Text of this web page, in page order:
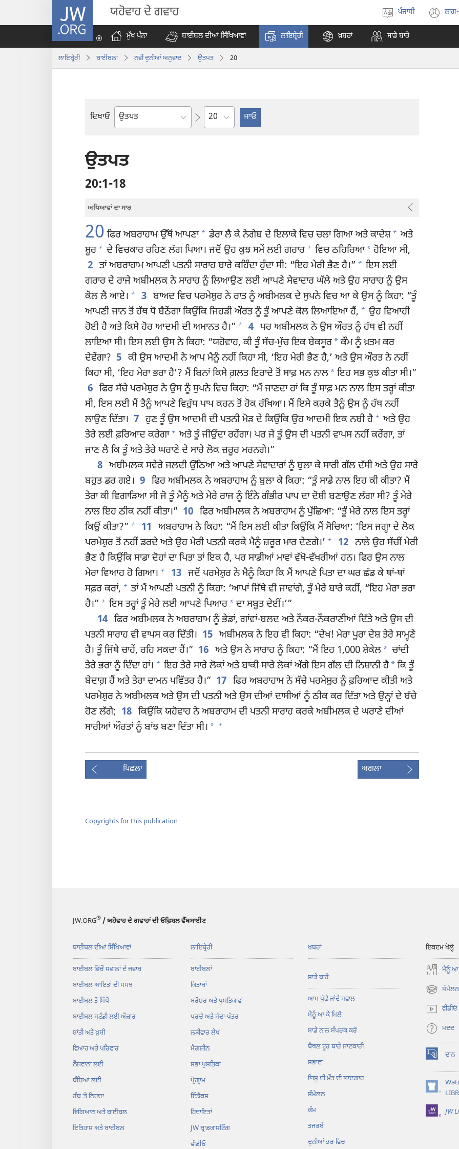
JW.ORG ਯਹੋਵਾਹ ਦੇ ਗਵਾਹ
ਚੁਣੋ
ਪੰਜਾਬੀ
ਮੁੱਖ ਪੰਨਾ ਬਾਈਬਲ ਦੀਆਂ ਸਿੱਖਿਆਵਾਂ ਲਾਇਬ੍ਰੇਰੀ ਖ਼ਬਰਾਂ ਸਾਡੇ ਬਾਰੇ
ਲਾਇਬ੍ਰੇਰੀ ਬਾਈਬਲਾਂ ਨਵੀੰ ਦੁਨੀਆਂ ਅਨੁਵਾਦ ਉਤਪਤ 20
ਦਿਖਾਓ
ਬਾਈਬਲ
Chapter
ਉਤਪਤ
20:1-18
ਅਧਿਆਵਾਂ ਦਾ ਸਾਰ
20 ਫਿਰ ਅਬਰਾਹਾਮ ਉੱਥੋਂ ਆਪਣਾ + ਡੇਰਾ ਲੈ ਕੇ ਨੇਗੇਬ ਦੇ ਇਲਾਕੇ ਵਿਚ ਚਲਾ ਗਿਆ ਅਤੇ ਕਾਦੇਸ਼ + ਅਤੇ
ਸ਼ੂਰ + ਦੇ ਵਿਚਕਾਰ ਰਹਿਣ ਲੱਗ ਪਿਆ। ਜਦੋਂ ਉਹ ਕੁਝ ਸਮੇਂ ਲਈ ਗਰਾਰ + ਵਿਚ ਠਹਿਰਿਆ*ਹੋਇਆ ਸੀ,
2 ਤਾਂ ਅਬਰਾਹਾਮ ਆਪਣੀ ਪਤਨੀ ਸਾਰਾਹ ਬਾਰੇ ਕਹਿੰਦਾ ਹੁੰਦਾ ਸੀ: “ਇਹ ਮੇਰੀ ਭੈਣ ਹੈ।” + ਇਸ ਲਈ
ਗਰਾਰ ਦੇ ਰਾਜੇ ਅਬੀਮਲਕ ਨੇ ਸਾਰਾਹ ਨੂੰ ਲਿਆਉਣ ਲਈ ਆਪਣੇ ਸੇਵਾਦਾਰ ਘੱਲੇ ਅਤੇ ਉਹ ਸਾਰਾਹ ਨੂੰ ਉਸ
ਕੋਲ ਲੈ ਆਏ। + 3 ਬਾਅਦ ਵਿਚ ਪਰਮੇਸ਼ੁਰ ਨੇ ਰਾਤ ਨੂੰ ਅਬੀਮਲਕ ਦੇ ਸੁਪਨੇ ਵਿਚ ਆ ਕੇ ਉਸ ਨੂੰ ਕਿਹਾ: “ਤੂੰ
ਆਪਣੀ ਜਾਨ ਤੋਂ ਹੱਥ ਧੋ ਬੈਠੇਂਗਾ ਕਿਉਂਕਿ ਜਿਹੜੀ ਔਰਤ ਨੂੰ ਤੂੰ ਆਪਣੇ ਕੋਲ ਲਿਆਇਆ ਹੈਂ, + ਉਹ ਵਿਆਹੀ
ਹੋਈ ਹੈ ਅਤੇ ਕਿਸੇ ਹੋਰ ਆਦਮੀ ਦੀ ਅਮਾਨਤ ਹੈ।” + 4 ਪਰ ਅਬੀਮਲਕ ਨੇ ਉਸ ਔਰਤ ਨੂੰ ਹੱਥ ਵੀ ਨਹੀਂ
ਲਾਇਆ ਸੀ। ਇਸ ਲਈ ਉਸ ਨੇ ਕਿਹਾ: “ਯਹੋਵਾਹ, ਕੀ ਤੂੰ ਸੱਚ-ਮੁੱਚ ਇਕ ਬੇਕਸੂਰ*ਕੌਮ ਨੂੰ ਖ਼ਤਮ ਕਰ
ਦੇਵੇਂਗਾ? 5 ਕੀ ਉਸ ਆਦਮੀ ਨੇ ਆਪ ਮੈਨੂੰ ਨਹੀਂ ਕਿਹਾ ਸੀ, ‘ਇਹ ਮੇਰੀ ਭੈਣ ਹੈ,’ ਅਤੇ ਉਸ ਔਰਤ ਨੇ ਨਹੀਂ
ਕਿਹਾ ਸੀ, ‘ਇਹ ਮੇਰਾ ਭਰਾ ਹੈ’? ਮੈਂ ਬਿਨਾਂ ਕਿਸੇ ਗ਼ਲਤ ਇਰਾਦੇ ਤੋਂ ਸਾਫ਼ ਮਨ ਨਾਲ*ਇਹ ਸਭ ਕੁਝ ਕੀਤਾ ਸੀ।”
6 ਫਿਰ ਸੱਚੇ ਪਰਮੇਸ਼ੁਰ ਨੇ ਉਸ ਨੂੰ ਸੁਪਨੇ ਵਿਚ ਕਿਹਾ: “ਮੈਂ ਜਾਣਦਾ ਹਾਂ ਕਿ ਤੂੰ ਸਾਫ਼ ਮਨ ਨਾਲ ਇਸ ਤਰ੍ਹਾਂ ਕੀਤਾ
ਸੀ, ਇਸ ਲਈ ਮੈਂ ਤੈਨੂੰ ਆਪਣੇ ਵਿਰੁੱਧ ਪਾਪ ਕਰਨ ਤੋਂ ਰੋਕ ਰੱਖਿਆ। ਮੈਂ ਇਸੇ ਕਰਕੇ ਤੈਨੂੰ ਉਸ ਨੂੰ ਹੱਥ ਨਹੀਂ
ਲਾਉਣ ਦਿੱਤਾ। 7 ਹੁਣ ਤੂੰ ਉਸ ਆਦਮੀ ਦੀ ਪਤਨੀ ਮੋੜ ਦੇ ਕਿਉਂਕਿ ਉਹ ਆਦਮੀ ਇਕ ਨਬੀ ਹੈ + ਅਤੇ ਉਹ
ਤੇਰੇ ਲਈ ਫ਼ਰਿਆਦ ਕਰੇਗਾ + ਅਤੇ ਤੂੰ ਜੀਉਂਦਾ ਰਹੇਂਗਾ। ਪਰ ਜੇ ਤੂੰ ਉਸ ਦੀ ਪਤਨੀ ਵਾਪਸ ਨਹੀਂ ਕਰੇਂਗਾ, ਤਾਂ
ਜਾਣ ਲੈ ਕਿ ਤੂੰ ਅਤੇ ਤੇਰੇ ਘਰਾਣੇ ਦੇ ਸਾਰੇ ਲੋਕ ਜ਼ਰੂਰ ਮਰਨਗੇ।”
8 ਅਬੀਮਲਕ ਸਵੇਰੇ ਜਲਦੀ ਉੱਠਿਆ ਅਤੇ ਆਪਣੇ ਸੇਵਾਦਾਰਾਂ ਨੂੰ ਬੁਲਾ ਕੇ ਸਾਰੀ ਗੱਲ ਦੱਸੀ ਅਤੇ ਉਹ ਸਾਰੇ
ਬਹੁਤ ਡਰ ਗਏ। 9 ਫਿਰ ਅਬੀਮਲਕ ਨੇ ਅਬਰਾਹਾਮ ਨੂੰ ਬੁਲਾ ਕੇ ਕਿਹਾ: “ਤੂੰ ਸਾਡੇ ਨਾਲ ਇਹ ਕੀ ਕੀਤਾ? ਮੈਂ
ਤੇਰਾ ਕੀ ਵਿਗਾੜਿਆ ਸੀ ਜੋ ਤੂੰ ਮੈਨੂੰ ਅਤੇ ਮੇਰੇ ਰਾਜ ਨੂੰ ਇੰਨੇ ਗੰਭੀਰ ਪਾਪ ਦਾ ਦੋਸ਼ੀ ਬਣਾਉਣ ਲੱਗਾ ਸੀ? ਤੂੰ ਮੇਰੇ
ਨਾਲ ਇਹ ਠੀਕ ਨਹੀਂ ਕੀਤਾ।” 10 ਫਿਰ ਅਬੀਮਲਕ ਨੇ ਅਬਰਾਹਾਮ ਨੂੰ ਪੁੱਛਿਆ: “ਤੂੰ ਮੇਰੇ ਨਾਲ ਇਸ ਤਰ੍ਹਾਂ
ਕਿਉਂ ਕੀਤਾ?” + 11 ਅਬਰਾਹਾਮ ਨੇ ਕਿਹਾ: “ਮੈਂ ਇਸ ਲਈ ਕੀਤਾ ਕਿਉਂਕਿ ਮੈਂ ਸੋਚਿਆ: ‘ਇਸ ਜਗ੍ਹਾ ਦੇ ਲੋਕ
ਪਰਮੇਸ਼ੁਰ ਤੋਂ ਨਹੀਂ ਡਰਦੇ ਅਤੇ ਉਹ ਮੇਰੀ ਪਤਨੀ ਕਰਕੇ ਮੈਨੂੰ ਜ਼ਰੂਰ ਮਾਰ ਦੇਣਗੇ।’ + 12 ਨਾਲੇ ਉਹ ਸੱਚੀਂ ਮੇਰੀ
ਭੈਣ ਹੈ ਕਿਉਂਕਿ ਸਾਡਾ ਦੋਹਾਂ ਦਾ ਪਿਤਾ ਤਾਂ ਇਕ ਹੈ, ਪਰ ਸਾਡੀਆਂ ਮਾਵਾਂ ਵੱਖੋ-ਵੱਖਰੀਆਂ ਹਨ। ਫਿਰ ਉਸ ਨਾਲ
ਮੇਰਾ ਵਿਆਹ ਹੋ ਗਿਆ। + 13 ਜਦੋਂ ਪਰਮੇਸ਼ੁਰ ਨੇ ਮੈਨੂੰ ਕਿਹਾ ਕਿ ਮੈਂ ਆਪਣੇ ਪਿਤਾ ਦਾ ਘਰ ਛੱਡ ਕੇ ਥਾਂ-ਥਾਂ
ਸਫ਼ਰ ਕਰਾਂ, + ਤਾਂ ਮੈਂ ਆਪਣੀ ਪਤਨੀ ਨੂੰ ਕਿਹਾ: ‘ਆਪਾਂ ਜਿੱਥੇ ਵੀ ਜਾਵਾਂਗੇ, ਤੂੰ ਮੇਰੇ ਬਾਰੇ ਕਹੀਂ, “ਇਹ ਮੇਰਾ ਭਰਾ
ਹੈ।” + ਇਸ ਤਰ੍ਹਾਂ ਤੂੰ ਮੇਰੇ ਲਈ ਆਪਣੇ ਪਿਆਰ*ਦਾ ਸਬੂਤ ਦੇਈਂ।’”
14 ਫਿਰ ਅਬੀਮਲਕ ਨੇ ਅਬਰਾਹਾਮ ਨੂੰ ਭੇਡਾਂ, ਗਾਂਵਾਂ-ਬਲਦ ਅਤੇ ਨੌਕਰ-ਨੌਕਰਾਣੀਆਂ ਦਿੱਤੇ ਅਤੇ ਉਸ ਦੀ
ਪਤਨੀ ਸਾਰਾਹ ਵੀ ਵਾਪਸ ਕਰ ਦਿੱਤੀ। 15 ਅਬੀਮਲਕ ਨੇ ਇਹ ਵੀ ਕਿਹਾ: “ਦੇਖ! ਮੇਰਾ ਪੂਰਾ ਦੇਸ਼ ਤੇਰੇ ਸਾਮ੍ਹਣੇ
ਹੈ। ਤੂੰ ਜਿੱਥੇ ਚਾਹੇਂ, ਰਹਿ ਸਕਦਾ ਹੈਂ।” 16 ਅਤੇ ਉਸ ਨੇ ਸਾਰਾਹ ਨੂੰ ਕਿਹਾ: “ਮੈਂ ਇਹ 1,000 ਸ਼ੇਕੇਲ* ਚਾਂਦੀ
ਤੇਰੇ ਭਰਾ ਨੂੰ ਦਿੰਦਾ ਹਾਂ। + ਇਹ ਤੇਰੇ ਸਾਰੇ ਲੋਕਾਂ ਅਤੇ ਬਾਕੀ ਸਾਰੇ ਲੋਕਾਂ ਅੱਗੇ ਇਸ ਗੱਲ ਦੀ ਨਿਸ਼ਾਨੀ ਹੈ*ਕਿ ਤੂੰ
ਬੇਦਾਗ਼ ਹੈਂ ਅਤੇ ਤੇਰਾ ਦਾਮਨ ਪਵਿੱਤਰ ਹੈ।” 17 ਫਿਰ ਅਬਰਾਹਾਮ ਨੇ ਸੱਚੇ ਪਰਮੇਸ਼ੁਰ ਨੂੰ ਫ਼ਰਿਆਦ ਕੀਤੀ ਅਤੇ
ਪਰਮੇਸ਼ੁਰ ਨੇ ਅਬੀਮਲਕ ਅਤੇ ਉਸ ਦੀ ਪਤਨੀ ਅਤੇ ਉਸ ਦੀਆਂ ਦਾਸੀਆਂ ਨੂੰ ਠੀਕ ਕਰ ਦਿੱਤਾ ਅਤੇ ਉਨ੍ਹਾਂ ਦੇ ਬੱਚੇ
ਹੋਣ ਲੱਗੇ; 18 ਕਿਉਂਕਿ ਯਹੋਵਾਹ ਨੇ ਅਬਰਾਹਾਮ ਦੀ ਪਤਨੀ ਸਾਰਾਹ ਕਰਕੇ ਅਬੀਮਲਕ ਦੇ ਘਰਾਣੇ ਦੀਆਂ
ਸਾਰੀਆਂ ਔਰਤਾਂ ਨੂੰ ਬਾਂਝ ਬਣਾ ਦਿੱਤਾ ਸੀ। * +
ਪਿਛਲਾ ਅਗਲਾ
Copyrights for this publication
JW.ORG® / ਯਹੋਵਾਹ ਦੇ ਗਵਾਹਾਂ ਦੀ ਓਫ਼ਿਸ਼ਲ ਵੈੱਬਸਾਈਟ
ਬਾਈਬਲ ਦੀਆਂ ਸਿੱਖਿਆਵਾਂ
ਬਾਈਬਲ ਵਿੱਚੋਂ ਸਵਾਲਾਂ ਦੇ ਜਵਾਬ
ਬਾਈਬਲ ਆਇਤਾਂ ਦੀ ਸਮਝ
ਬਾਈਬਲ ਤੋਂ ਸਿੱਖੋ
ਬਾਈਬਲ ਸਟੱਡੀ ਲਈ ਔਜ਼ਾਰ
ਸ਼ਾਂਤੀ ਅਤੇ ਖ਼ੁਸ਼ੀ
ਵਿਆਹ ਅਤੇ ਪਰਿਵਾਰ
ਨੌਜਵਾਨਾਂ ਲਈ
ਬੱਚਿਆਂ ਲਈ
ਰੱਬ ʼਤੇ ਨਿਹਚਾ
ਵਿਗਿਆਨ ਅਤੇ ਬਾਈਬਲ
ਇਤਿਹਾਸ ਅਤੇ ਬਾਈਬਲ
ਲਾਇਬ੍ਰੇਰੀ
ਬਾਈਬਲਾਂ
ਕਿਤਾਬਾਂ
ਬਰੋਸ਼ਰ ਅਤੇ ਪੁਸਤਿਕਾਵਾਂ
ਪਰਚੇ ਅਤੇ ਸੱਦਾ-ਪੱਤਰ
ਲੜੀਵਾਰ ਲੇਖ
ਮੈਗਜ਼ੀਨ
ਸਭਾ ਪੁਸਤਿਕਾ
ਪ੍ਰੋਗ੍ਰਾਮ
ਇੰਡੈਕਸ
ਹਿਦਾਇਤਾਂ
JW ਬ੍ਰਾਡਕਾਸਟਿੰਗ
ਵੀਡੀਓ
ਖ਼ਬਰਾਂ
ਸਾਡੇ ਬਾਰੇ
ਆਮ ਪੁੱਛੇ ਜਾਂਦੇ ਸਵਾਲ
ਮੈਨੂੰ ਆ ਕੇ ਮਿਲੋ
ਸਾਡੇ ਨਾਲ ਸੰਪਰਕ ਕਰੋ
ਬੈਥਲ ਟੂਰ ਬਾਰੇ ਜਾਣਕਾਰੀ
ਸਭਾਵਾਂ
ਯਿਸੂ ਦੀ ਮੌਤ ਦੀ ਯਾਦਗਾਰ
ਸੰਮੇਲਨ
ਕੰਮ
ਤਜਰਬੇ
ਦੁਨੀਆਂ ਭਰ ਵਿਚ
ਇਕਦਮ ਖੋਲ੍ਹੋ
ਮੈਨੂੰ ਆ
ਸੰਮੇਲਨ
(opens
new
window)
ਵੀਡੀਓ
ਮਦਦ
ਦਾਨ
(opens
new
window)
(opens
new
window)
JW